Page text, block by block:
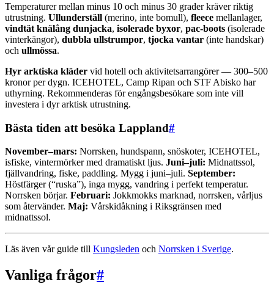
Temperaturer mellan minus 10 och minus 30 grader kräver riktig
utrustning. Ullunderställ (merino, inte bomull), fleece mellanlager,
vindtät knälång dunjacka, isolerade byxor, pac-boots (isolerade
vinterkängor), dubbla ullstrumpor, tjocka vantar (inte handskar)
och ullmössa.
Hyr arktiska kläder vid hotell och aktivitetsarrangörer — 300–500
kronor per dygn. ICEHOTEL, Camp Ripan och STF Abisko har
uthyrning. Rekommenderas för engångsbesökare som inte vill
investera i dyr arktisk utrustning.
Bästa tiden att besöka Lappland#
November–mars: Norrsken, hundspann, snöskoter, ICEHOTEL,
isfiske, vintermörker med dramatiskt ljus. Juni–juli: Midnattssol,
fjällvandring, fiske, paddling. Mygg i juni–juli. September:
Höstfärger (“ruska”), inga mygg, vandring i perfekt temperatur.
Norrsken börjar. Februari: Jokkmokks marknad, norrsken, vårljus
som återvänder. Maj: Vårskidåkning i Riksgränsen med
midnattssol.
Läs även vår guide till Kungsleden och Norrsken i Sverige.
Vanliga frågor#